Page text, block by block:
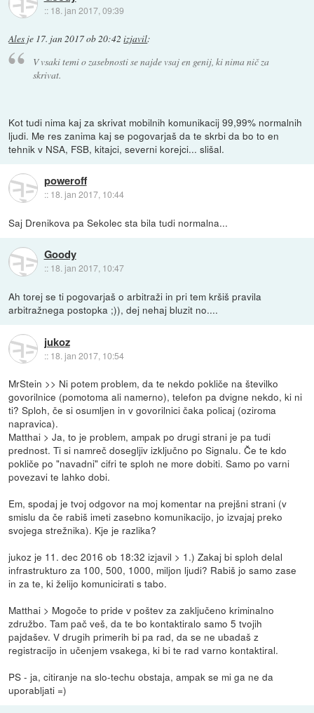
:: 18. jan 2017, 09:39
Ales je 17. jan 2017 ob 20:42 izjavil:
V vsaki temi o zasebnosti se najde vsaj en genij, kinima nič za
skrivat.
Kot tudi nima kaj za skrivat mobilnih komunikacij 99,99% normalnih
ljudi. Me res zanima kaj se pogovarjaš da te skrbi da bo to en
tehnik v NSA, FSB, kitajci, severni korejci... slišal.
poweroff
:: 18. jan 2017, 10:44
Saj Drenikova pa Sekolec sta bila tudi normalna...
Goody
:: 18. jan 2017, 10:47
Ah torej se ti pogovarjaš o arbitraži in pri tem kršiš pravila
arbitražnega postopka ;)), dej nehaj bluzit no....
jukoz
:: 18. jan 2017, 10:54
MrStein >> Ni potem problem, da te nekdo pokliče na številko
govorilnice (pomotoma ali namerno), telefon pa dvigne nekdo, ki ni
ti? Sploh, če si osumljen in v govorilnici čaka policaj (oziroma
napravica).
Matthai > Ja, to je problem, ampak po drugi strani je pa tudi
prednost. Ti si namreč dosegljiv izključno po Signalu. Če te kdo
pokliče po "navadni" cifri te sploh ne more dobiti. Samo po varni
povezavi te lahko dobi.
Em, spodaj je tvoj odgovor na moj komentar na prejšni strani (v
smislu da če rabiš imeti zasebno komunikacijo, jo izvajaj preko
svojega strežnika). Kje je razlika?
jukoz je 11. dec 2016 ob 18:32 izjavil > 1.) Zakaj bi sploh delal
infrastrukturo za 100, 500, 1000, miljon ljudi? Rabiš jo samo zase
in za te, ki želijo komunicirati s tabo.
Matthai > Mogoče to pride v poštev za zaključeno kriminalno
združbo. Tam pač veš, da te bo kontaktiralo samo 5 tvojih
pajdašev. V drugih primerih bi pa rad, da se ne ubadaš z
registracijo in učenjem vsakega, ki bi te rad varno kontaktiral.
PS - ja, citiranje na slo-techu obstaja, ampak se mi ga ne da
uporabljati =)